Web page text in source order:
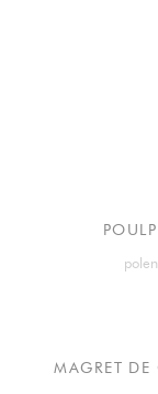
MAGRET DE